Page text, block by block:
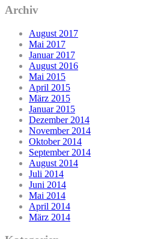
Archiv
August 2017
Mai 2017
Januar 2017
August 2016
Mai 2015
April 2015
März 2015
Januar 2015
Dezember 2014
November 2014
Oktober 2014
September 2014
August 2014
Juli 2014
Juni 2014
Mai 2014
April 2014
März 2014